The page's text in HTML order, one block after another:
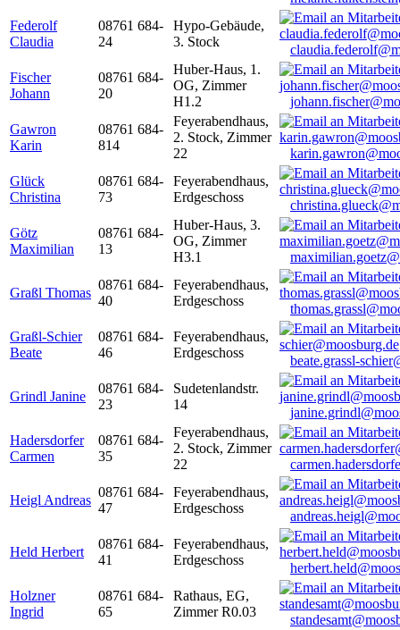
Federolf
Claudia
08761 684-
24
Hypo-Gebäude,
3. Stock
Fischer
Johann
08761 684-
20
Huber-Haus, 1.
OG, Zimmer
H1.2
Gawron
Karin
08761 684-
814
Feyerabendhaus,
2. Stock, Zimmer
22
Glück
Christina
08761 684-
73
Feyerabendhaus,
Erdgeschoss
Götz
Maximilian
08761 684-
13
Huber-Haus, 3.
OG, Zimmer
H3.1
Graßl Thomas
08761 684-
40
Feyerabendhaus,
Erdgeschoss
Graßl-Schier
Beate
08761 684-
46
Feyerabendhaus,
Erdgeschoss
beate.grassl-
Grindl Janine
08761 684-
23
Sudetenlandstr.
14
Hadersdorfer
Carmen
08761 684-
35
Feyerabendhaus,
2. Stock, Zimmer
22
Heigl Andreas
08761 684-
47
Feyerabendhaus,
Erdgeschoss
Held Herbert
08761 684-
41
Feyerabendhaus,
Erdgeschoss
Holzner
Ingrid
08761 684-
65
Rathaus, EG,
Zimmer R0.03